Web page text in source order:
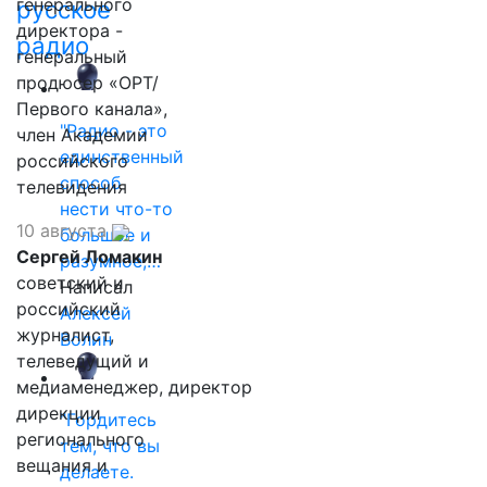
русское
радио
"Радио - это
единственный
способ
нести что-то
большое и
разумное,…
Написал
Алексей
Волин
"Гордитесь
тем, что вы
делаете.
генерального
директора -
генеральный
продюсер «ОРТ/
Первого канала»,
член Академии
российского
телевидения
10 августа
Сергей Ломакин
советский и
российский
журналист,
телеведущий и
медиаменеджер, директор
дирекции
регионального
вещания и